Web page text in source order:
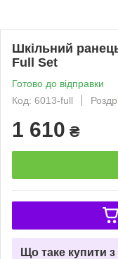
Шкільний
Full Set
Готово до відправки
Код: 6013-full
1 610 ₴
Що таке купити